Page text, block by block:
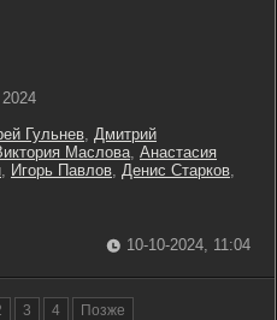
Гульнев, Дмитрий
Маслова, Анастасия
, Игорь Павлов, Денис Старков,
10-10-2024, 11:04
3 4 Позже